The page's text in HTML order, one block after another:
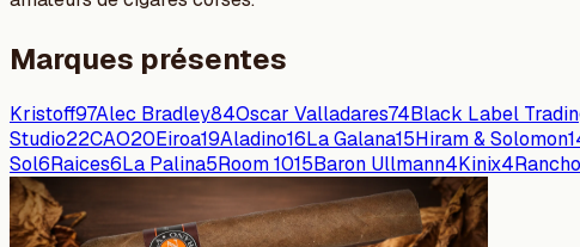
Marques présentes
Kristoff97Alec Bradley84Oscar Valladares74Black Label
Studio22CAO20Eiroa19Aladino16La Galana15Hiram & Solomon
Sol6Raices6La Palina5Room 1015Baron Ullmann4Kinix4